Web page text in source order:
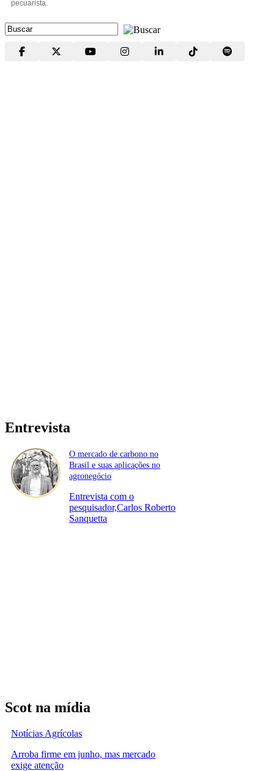
pecuarista.
Entrevista
O mercado de carbono no
Brasil e suas aplicações no
agronegócio
Entrevista com o
pesquisador,Carlos Roberto
Sanquetta
Scot na mídia
Notícias Agrícolas
Arroba firme em junho, mas mercado
exige atenção